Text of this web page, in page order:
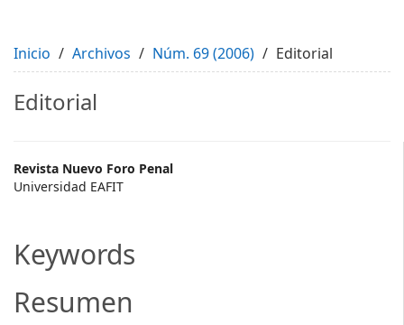
Inicio Archivos Núm. 69 (2006) Editorial
Editorial
Main
Article
Revista Nuevo Foro Penal
Universidad EAFIT
Keywords
Resumen